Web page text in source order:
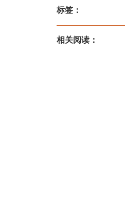
标签：
相关阅读：